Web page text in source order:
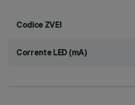
Codice ZVEI
Corrente LED (mA)